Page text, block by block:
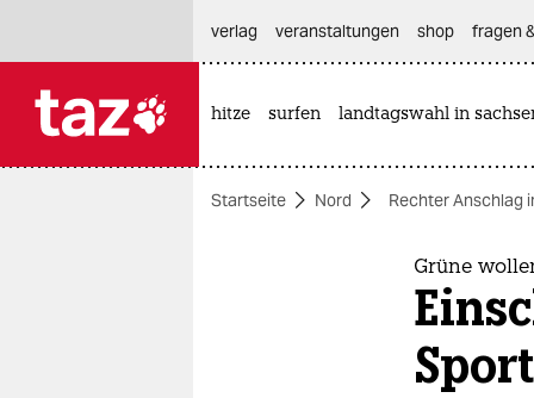
themen
verlag
veranstaltungen shop fragen
hitze surfen landtagswahl in
Startseite Nord Rechter Anschlag
Grüne